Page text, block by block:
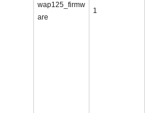
wap125_firmw
are
1